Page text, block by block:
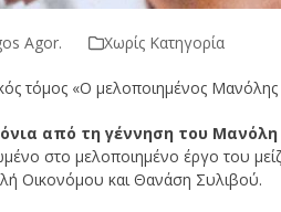
Agor. Χωρίς Κατηγορία
τόμος «Ο μελοποιημένος
από τη γέννηση του
στο μελοποιημένο έργο του
Οικονόμου και Θανάση Συλιβού.